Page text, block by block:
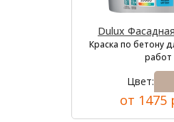
Dulux
Краска по бетону
работ
Цвет:
от 1475